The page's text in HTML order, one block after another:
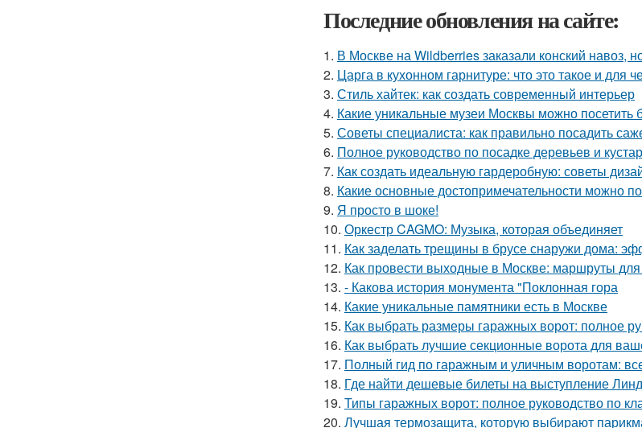
Последние обновления на сайте:
1. В Москве на Wildberries заказали конский навоз,
2. Царга в кухонном гарнитуре: что это такое и для
3. Стиль хайтек: как создать современный интерьер
4. Какие уникальные музеи Москвы можно посетить
5. Советы специалиста: как правильно посадить
6. Полное руководство по посадке деревьев и
7. Как создать идеальную гардеробную: советы
8. Какие основные достопримечательности можно
9. Я просто в шоке!
10. Оркестр CAGMO: Музыка, которая объединяет
11. Как заделать трещины в брусе снаружи дома:
12. Как провести выходные в Москве: маршруты для
13. - Какова история монумента "Поклонная гора
14. Какие уникальные памятники есть в Москве
15. Как выбрать размеры гаражных ворот: полное
16. Как выбрать лучшие секционные ворота для
17. Полный гид по гаражным и уличным воротам:
18. Где найти дешевые билеты на выступление
19. Типы гаражных ворот: полное руководство по
20. Лучшая термозащита, которую выбирают